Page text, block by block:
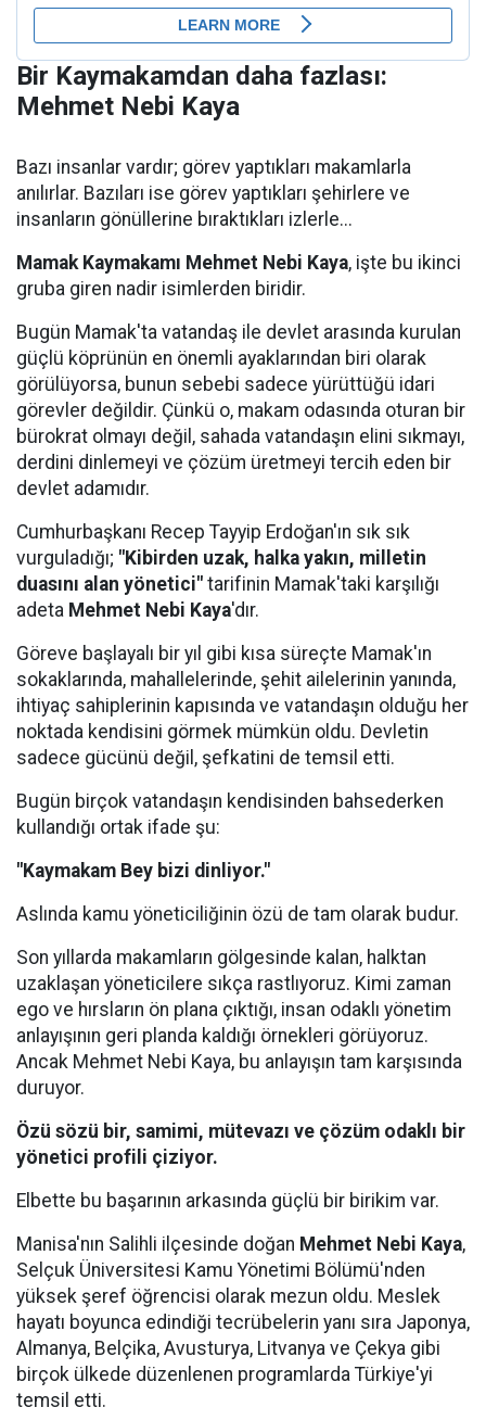
Bir Kaymakamdan daha fazlası:
Mehmet Nebi Kaya
Bazı insanlar vardır; görev yaptıkları makamlarla
anılırlar. Bazıları ise görev yaptıkları şehirlere ve
insanların gönüllerine bıraktıkları izlerle...
Mamak Kaymakamı Mehmet Nebi Kaya, işte bu ikinci
gruba giren nadir isimlerden biridir.
Bugün Mamak'ta vatandaş ile devlet arasında kurulan
güçlü köprünün en önemli ayaklarından biri olarak
görülüyorsa, bunun sebebi sadece yürüttüğü idari
görevler değildir. Çünkü o, makam odasında oturan bir
bürokrat olmayı değil, sahada vatandaşın elini sıkmayı,
derdini dinlemeyi ve çözüm üretmeyi tercih eden bir
devlet adamıdır.
Cumhurbaşkanı Recep Tayyip Erdoğan'ın sık sık
vurguladığı; "Kibirden uzak, halka yakın, milletin
duasını alan yönetici" tarifinin Mamak'taki karşılığı
adeta Mehmet Nebi Kaya'dır.
Göreve başlayalı bir yıl gibi kısa süreçte Mamak'ın
sokaklarında, mahallelerinde, şehit ailelerinin yanında,
ihtiyaç sahiplerinin kapısında ve vatandaşın olduğu her
noktada kendisini görmek mümkün oldu. Devletin
sadece gücünü değil, şefkatini de temsil etti.
Bugün birçok vatandaşın kendisinden bahsederken
kullandığı ortak ifade şu:
"Kaymakam Bey bizi dinliyor."
Aslında kamu yöneticiliğinin özü de tam olarak budur.
Son yıllarda makamların gölgesinde kalan, halktan
uzaklaşan yöneticilere sıkça rastlıyoruz. Kimi zaman
ego ve hırsların ön plana çıktığı, insan odaklı yönetim
anlayışının geri planda kaldığı örnekleri görüyoruz.
Ancak Mehmet Nebi Kaya, bu anlayışın tam karşısında
duruyor.
Özü sözü bir, samimi, mütevazı ve çözüm odaklı bir
yönetici profili çiziyor.
Elbette bu başarının arkasında güçlü bir birikim var.
Manisa'nın Salihli ilçesinde doğan Mehmet Nebi Kaya,
Selçuk Üniversitesi Kamu Yönetimi Bölümü'nden
yüksek şeref öğrencisi olarak mezun oldu. Meslek
hayatı boyunca edindiği tecrübelerin yanı sıra Japonya,
Almanya, Belçika, Avusturya, Litvanya ve Çekya gibi
birçok ülkede düzenlenen programlarda Türkiye'yi
temsil etti.